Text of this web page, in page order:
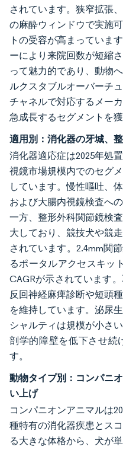
されています。狭窄拡張
の麻酔ウィンドウで実施
トの受容が高まっていま
ーにより来院回数が短縮
って魅力的であり、動物
ルクスタブルオーバーチ
チャネルで対応するメー
急成長するセグメントを
適用別：消化器の牙城、
消化器適応症は2025年処
視鏡市場規模内でのセグ
しています。慢性嘔吐、
および大腸内視鏡検査へ
一方、整形外科関節鏡検
大しており、競技犬や競
されています。2.4mm関
るポータルアクセスキッ
CAGRが示されています
反回神経麻痺診断や短頭
を維持しています。泌尿
シャルティは規模が小さ
剖学的障壁を低下させ続
す。
動物タイプ別：コンパニ
い上げ
コンパニオンアニマルは
種特有の消化器疾患とス
る大きな体格から、犬が